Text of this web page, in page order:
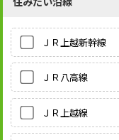
ＪＲ上越新幹線
ＪＲ八高線
ＪＲ上越線